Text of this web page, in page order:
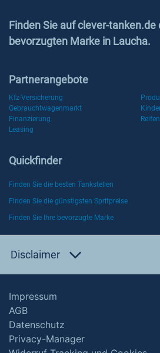
Finden Sie auf clever-
bevorzugten Marke in Laucha.
Partnerangebote
Kfz-Versicherung
Gebrauchtwagenmarkt
Finanzierung
Reifen
Leasing
Quickfinder
Finden Sie die besten Tankstellen
Finden Sie die günstigsten Spritpreise
Finden Sie Ihre bevorzugte Marke
Disclaimer
Impressum
AGB
Datenschutz
Privacy-Manager